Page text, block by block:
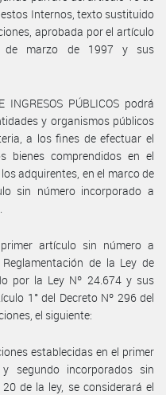
Internos, texto sustituido
aprobada por el artículo
de marzo de 1997 y sus
INGRESOS PÚBLICOS podrá
y organismos públicos
a los fines de efectuar el
bienes comprendidos en el
adquirentes, en el marco de
sin número incorporado a
primer artículo sin número a
de la Ley de
por la Ley Nº 24.674 y sus
1° del Decreto Nº 296 del
el siguiente:
establecidas en el primer
segundo incorporados sin
de la ley, se considerará el